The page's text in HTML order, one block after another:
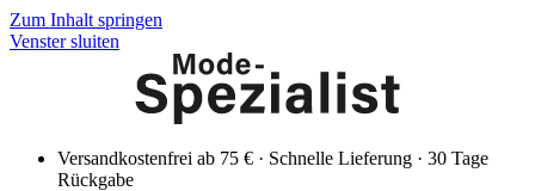
Zum Inhalt springen
Venster sluiten
Versandkostenfrei ab 75 € · Schnelle Lieferung · 30 Tage
Rückgabe